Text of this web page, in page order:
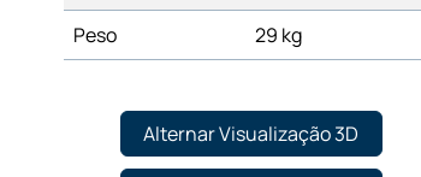
Peso
29 kg
Alternar Visualização 3D